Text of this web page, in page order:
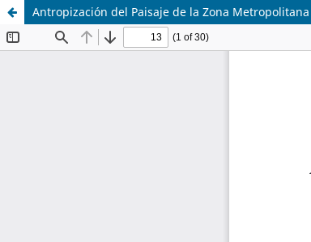
Antropización del Paisaje de la Zona